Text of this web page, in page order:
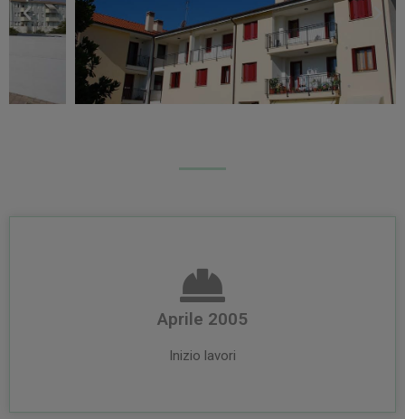
Aprile 2005
Inizio lavori